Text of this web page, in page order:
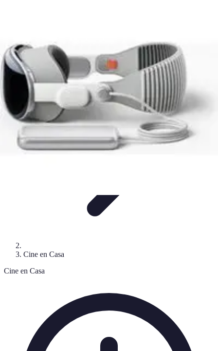
Entretenido Ya
Cine en Casa
Cine en Casa